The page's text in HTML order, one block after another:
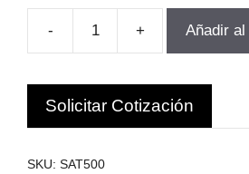
-
SPRAY
500ML
NACIONAL
+ Añadir
Solicitar Cotización
SKU: SAT500